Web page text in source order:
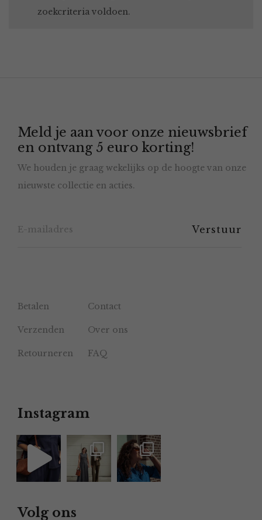
zoekcriteria voldoen.
Meld je aan voor onze nieuwsbrief
en ontvang 5 euro korting!
We houden je graag wekelijks op de hoogte van onze
nieuwste collectie en acties.
Betalen Contact
Verzenden Over ons
Retourneren FAQ
Instagram
Volg ons